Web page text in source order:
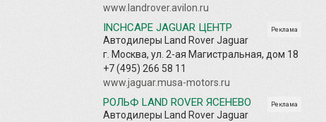
www.landrover.avilon.ru
Реклама
INCHCAPE JAGUAR ЦЕНТР
Автодилеры Land Rover Jaguar
г. Москва, ул. 2-ая Магистральная, дом 18
+7 (495) 266 58 11
www.jaguar.musa-motors.ru
Реклама
РОЛЬФ LAND ROVER ЯСЕНЕВО
Автодилеры Land Rover Jaguar